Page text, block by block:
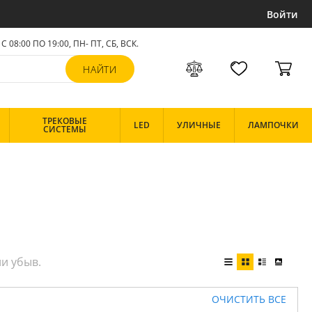
Войти
С 08:00 ПО 19:00, ПН- ПТ, СБ, ВСК.
ТРЕКОВЫЕ
СИСТЕМЫ LED УЛИЧНЫЕ ЛАМПОЧКИ
ОЧИСТИТЬ ВСЕ